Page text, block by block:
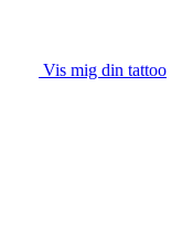
Vis mig din tattoo